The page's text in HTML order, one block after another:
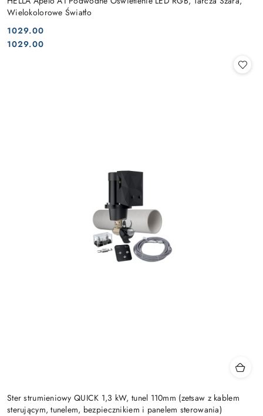
Wielokolorowe Światło
Cena:
1029.00
Cena:
1029.00
Ster strumieniowy QUICK 1,3 kW, tunel 110mm (zetsaw z kablem
sterującym, tunelem, bezpiecznikiem i panelem sterowania)